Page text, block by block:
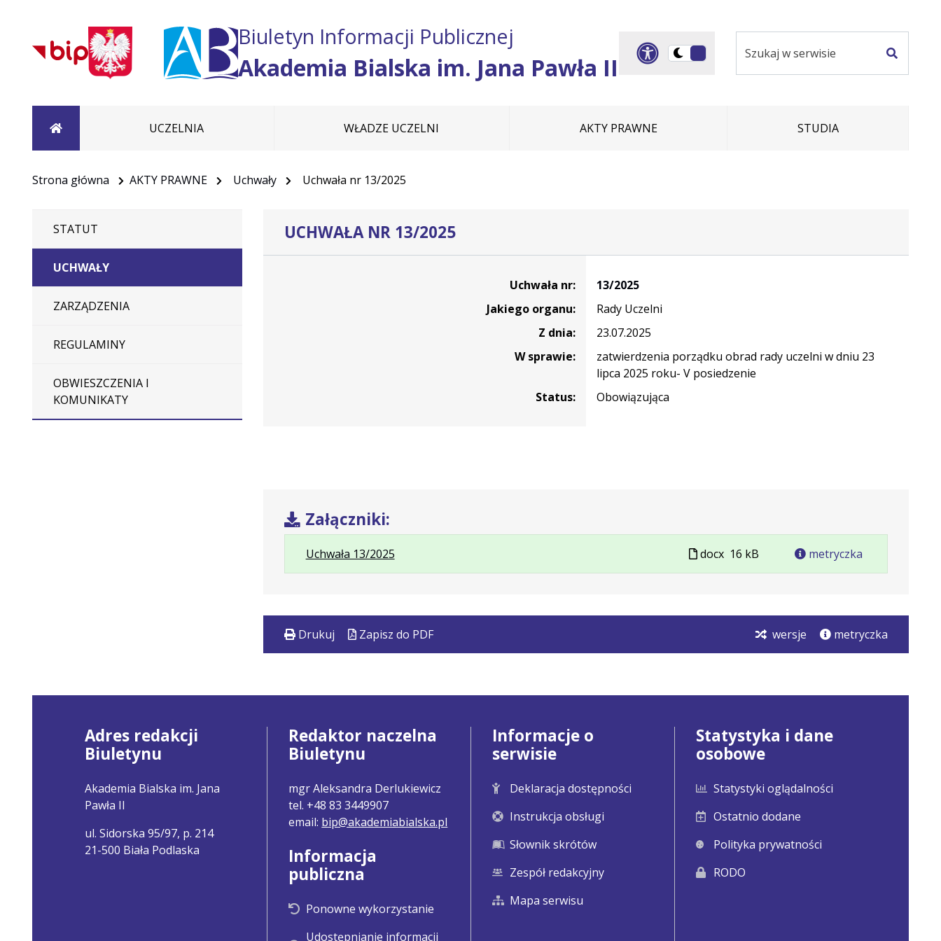
Przejdź do
głównego menu
Przejdź do treści
Przejdź do mapy
serwisu
Biuletyn Informacji Publicznej
Akademia Bialska im. Jana Pawła II
Panel dostosowania
Przełącz
serwisie
Strona główna UCZELNIA WŁADZE UCZELNI AKTY PRAWNE STUDIA
Strona główna AKTY PRAWNE Uchwały Uchwała nr 13/2025
STATUT
UCHWAŁY
ZARZĄDZENIA
REGULAMINY
OBWIESZCZENIA I
KOMUNIKATY
UCHWAŁA NR 13/2025
Uchwała nr:
13/2025
Jakiego organu:
Rady Uczelni
Z dnia:
23.07.2025
W sprawie:
zatwierdzenia porządku obrad rady uczelni w dniu 23
lipca 2025 roku- V posiedzenie
Status:
Obowiązująca
Załączniki:
Uchwała 13/2025.
Plik
docx
.
Rozmiar
kB
Plik
w
docx 16 kB metryczka
Drukuj Zapisz do PDF wersje metryczka
Adres redakcji
Biuletynu
Akademia Bialska im. Jana
Pawła II
ul. Sidorska 95/97, p. 214
21-500 Biała Podlaska
Redaktor naczelna
Biuletynu
mgr Aleksandra Derlukiewicz
tel. +48 83 3449907
email: bip@akademiabialska.pl
Informacja
publiczna
Ponowne wykorzystanie
Udostępnianie informacji
Informacje o
serwisie
Deklaracja dostępności
Instrukcja obsługi
Słownik skrótów
Zespół redakcyjny
Mapa serwisu
Statystyka i dane
osobowe
Statystyki oglądalności
Ostatnio dodane
Polityka prywatności
RODO